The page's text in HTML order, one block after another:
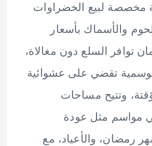
لبيع الخضراوات
بأسعار
السلع دون مغالاة،
تقضي على عشوائية
مساحات
مثل عودة
والأعياد، مع